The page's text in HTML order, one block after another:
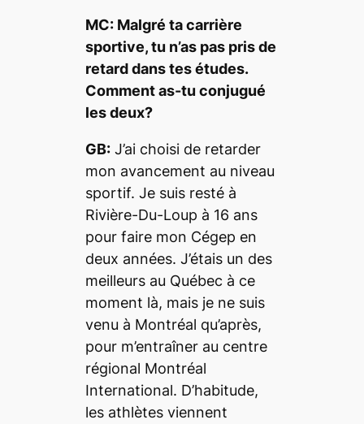
MC: Malgré ta carrière
sportive, tu n’as pas pris de
retard dans tes études.
Comment as-tu conjugué
les deux?
GB:J’ai choisi de retarder
mon avancement au niveau
sportif. Je suis resté à
Rivière-Du-Loup à 16 ans
pour faire mon Cégep en
deux années. J’étais un des
meilleurs au Québec à ce
moment là, mais je ne suis
venu à Montréal qu’après,
pour m’entraîner au centre
régional Montréal
International. D’habitude,
les athlètes viennent